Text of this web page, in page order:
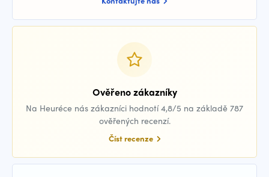
Ověřeno zákazníky
Na Heuréce nás zákazníci hodnotí 4,8/5 na základě 787
ověřených recenzí.
Číst recenze